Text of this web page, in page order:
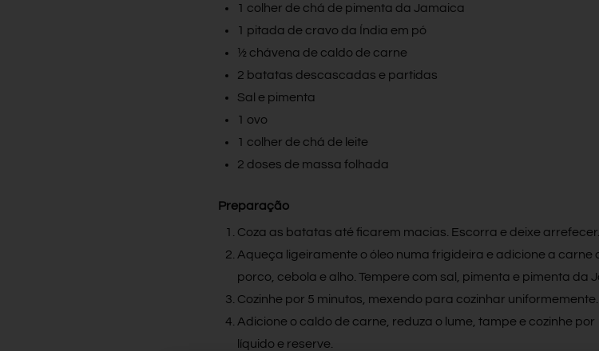
1 colher de chá de pimenta da Jamaica
1 pitada de cravo da Índia em pó
½ chávena de caldo de carne
2 batatas descascadas e partidas
Sal e pimenta
1 ovo
1 colher de chá de leite
2 doses de massa folhada
Preparação
Coza as batatas até ficarem macias. Escorra e deixe arrefecer.
Aqueça ligeiramente o óleo numa frigideira e adicione a carne
porco, cebola e alho. Tempere com sal, pimenta e pimenta da
Cozinhe por 5 minutos, mexendo para cozinhar uniformemente.
Adicione o caldo de carne, reduza o lume, tampe e cozinhe por
líquido e reserve.